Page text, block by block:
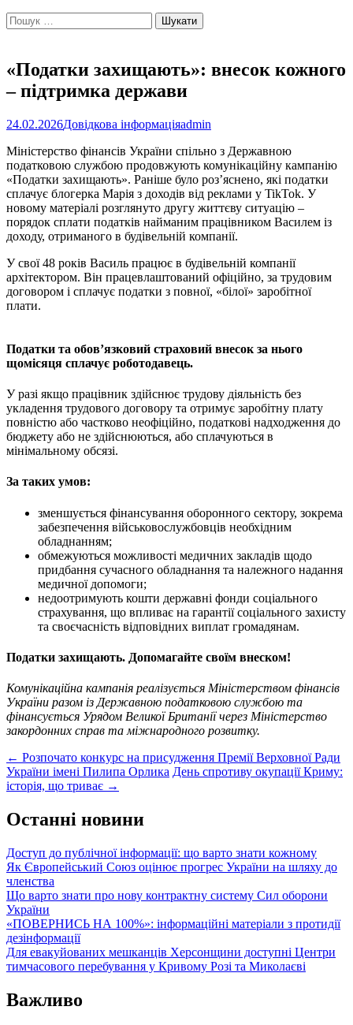
Пошук:
«Податки захищають»: внесок кожного
– підтримка держави
24.02.2026Довідкова інформаціяadmin
Міністерство фінансів України спільно з Державною
податковою службою продовжують комунікаційну кампанію
«Податки захищають». Раніше було роз’яснено, які податки
сплачує блогерка Марія з доходів від реклами у TikTok. У
новому матеріалі розглянуто другу життєву ситуацію –
порядок сплати податків найманим працівником Василем із
доходу, отриманого в будівельній компанії.
У свої 48 років Василь працює в будівельній компанії
архітектором. Він працевлаштований офіційно, за трудовим
договором і сплачує податки з повної, «білої» заробітної
плати.
Податки та обов’язковий страховий внесок за нього
щомісяця сплачує роботодавець.
У разі якщо працівник здійснює трудову діяльність без
укладення трудового договору та отримує заробітну плату
повністю або частково неофіційно, податкові надходження до
бюджету або не здійснюються, або сплачуються в
мінімальному обсязі.
За таких умов:
зменшується фінансування оборонного сектору, зокрема
забезпечення військовослужбовців необхідним
обладнанням;
обмежуються можливості медичних закладів щодо
придбання сучасного обладнання та належного надання
медичної допомоги;
недоотримують кошти державні фонди соціального
страхування, що впливає на гарантії соціального захисту
та своєчасність відповідних виплат громадянам.
Податки захищають. Допомагайте своїм внеском!
Комунікаційна кампанія реалізується Міністерством фінансів
України разом із Державною податковою службою та
фінансується Урядом Великої Британії через Міністерство
закордонних справ та міжнародного розвитку.
Post
navigation
← Розпочато конкурс на присудження Премії Верховної Ради
України імені Пилипа Орлика День спротиву окупації Криму:
історія, що триває →
Останні новини
Доступ до публічної інформації: що варто знати кожному
Як Європейський Союз оцінює прогрес України на шляху до
членства
Що варто знати про нову контрактну систему Сил оборони
України
«ПОВЕРНИСЬ НА 100%»: інформаційні матеріали з протидії
дезінформації
Для евакуйованих мешканців Херсонщини доступні Центри
тимчасового перебування у Кривому Розі та Миколаєві
Важливо